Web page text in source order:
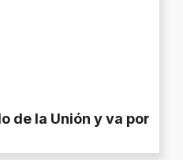
de la Unión y va por